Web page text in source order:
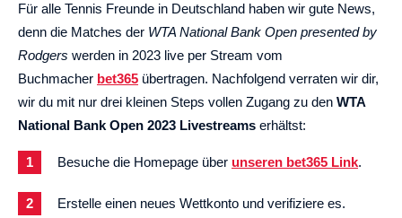
Für alle Tennis Freunde in Deutschland haben wir gute News,
denn die Matches der WTA National Bank Open presented by
Rodgers werden in 2023 live per Stream vom
Buchmacher bet365 übertragen. Nachfolgend verraten wir dir,
wir du mit nur drei kleinen Steps vollen Zugang zu den WTA
National Bank Open 2023 Livestreams erhältst:
Besuche die Homepage über unseren bet365 Link.
Erstelle einen neues Wettkonto und verifiziere es.